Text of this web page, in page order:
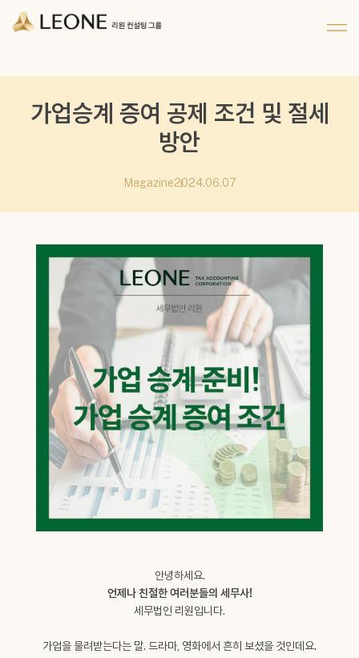
CI 소개
파트너십
리원 이야기
지원하기
가업승계 증여 공제 조건 및 절세
방안
Magazine2024.06.07
안녕하세요.
언제나 친절한 여러분들의 세무사!
세무법인 리원입니다.
가업을 물려받는다는 말. 드라마, 영화에서 흔히 보셨을 것인데요.